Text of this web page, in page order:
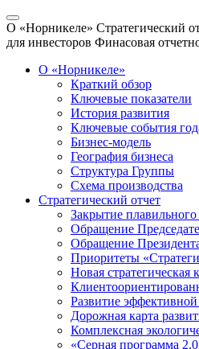
О «Норникеле» Стратегический
для инвесторов Финасовая
О «Норникеле»
Краткий обзор
Ключевые показатели
История развития
Ключевые события
Бизнес-модель
География бизнеса
Структура Группы
Схема производства
Стратегический отчет
Закрытие плавильного
Обращение
Обращение
Приоритеты
Новая стратегическая
Развитие
Дорожная карта
Комплексная
«Серная программа